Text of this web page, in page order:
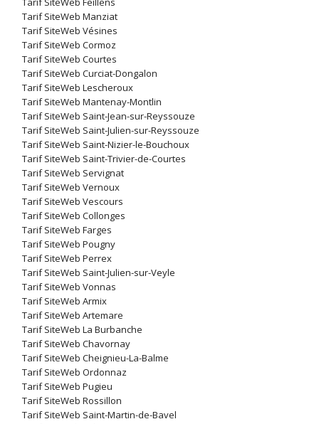
Tarif SiteWeb Manziat
Tarif SiteWeb Vésines
Tarif SiteWeb Cormoz
Tarif SiteWeb Courtes
Tarif SiteWeb Curciat-Dongalon
Tarif SiteWeb Lescheroux
Tarif SiteWeb Mantenay-Montlin
Tarif SiteWeb Saint-Jean-sur-Reyssouze
Tarif SiteWeb Saint-Julien-sur-Reyssouze
Tarif SiteWeb Saint-Nizier-le-Bouchoux
Tarif SiteWeb Saint-Trivier-de-Courtes
Tarif SiteWeb Servignat
Tarif SiteWeb Vernoux
Tarif SiteWeb Vescours
Tarif SiteWeb Collonges
Tarif SiteWeb Farges
Tarif SiteWeb Pougny
Tarif SiteWeb Perrex
Tarif SiteWeb Saint-Julien-sur-Veyle
Tarif SiteWeb Vonnas
Tarif SiteWeb Armix
Tarif SiteWeb Artemare
Tarif SiteWeb La Burbanche
Tarif SiteWeb Chavornay
Tarif SiteWeb Cheignieu-La-Balme
Tarif SiteWeb Ordonnaz
Tarif SiteWeb Pugieu
Tarif SiteWeb Rossillon
Tarif SiteWeb Saint-Martin-de-Bavel